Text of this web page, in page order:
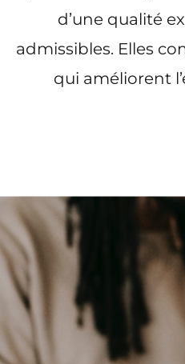
d’une qualité
admissibles. Elles
qui améliorent